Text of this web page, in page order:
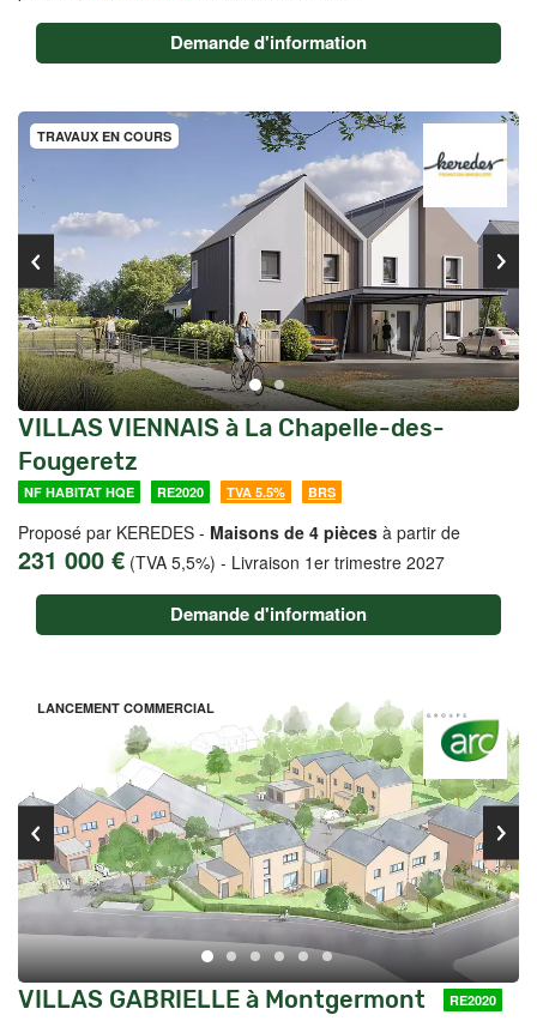
Demande d'information
TRAVAUX EN COURS
VILLAS VIENNAIS à La Chapelle-des-
Fougeretz
NF HABITAT HQE RE2020 TVA 5.5% BRS
Proposé par KEREDES - Maisons de 4 pièces à partir de
231 000 € (TVA 5,5%) - Livraison 1er trimestre 2027
Demande d'information
LANCEMENT COMMERCIAL
VILLAS GABRIELLE à Montgermont RE2020